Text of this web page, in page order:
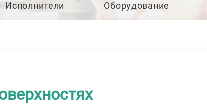
Исполнители Оборудование